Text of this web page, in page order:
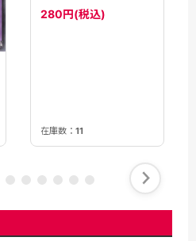
280円(税込)
在庫数： 11